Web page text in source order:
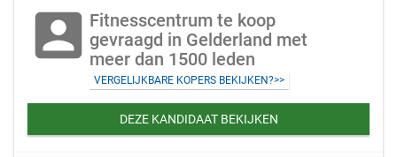
account_box Fitnesscentrum te koop
gevraagd in Gelderland met
meer dan 1500 leden
VERGELIJKBARE KOPERS BEKIJKEN?>>
DEZE KANDIDAAT BEKIJKEN